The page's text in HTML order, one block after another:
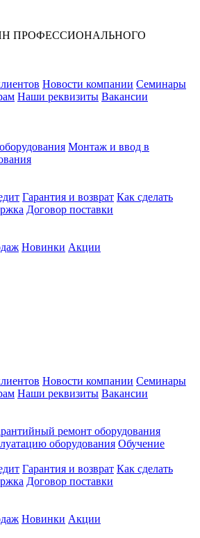
ПРОФЕССИОНАЛЬНОГО
Новости компании Семинары
Наши реквизиты Вакансии
Монтаж и ввод в
Гарантия и возврат Как сделать
Договор поставки
Новинки Акции
Новости компании Семинары
Наши реквизиты Вакансии
ремонт оборудования
оборудования Обучение
Гарантия и возврат Как сделать
Договор поставки
Новинки Акции